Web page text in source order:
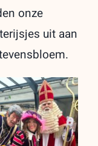
onze
uit aan